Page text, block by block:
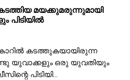
മയക്കുമരുന്നുമായി
പിടിയിൽ
കാറിൽ കടത്തുകയായിരുന്ന
യുവാക്കളും ഒരു യുവതിയും
പിടിയി...